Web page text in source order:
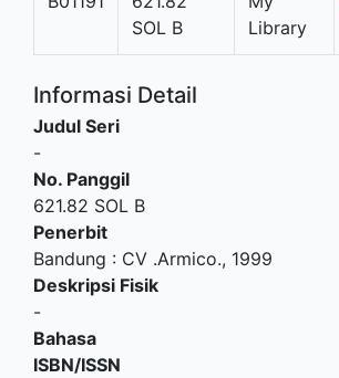
SOL B
Library
Informasi Detail
Judul Seri
-
No. Panggil
621.82 SOL B
Penerbit
Bandung : CV .Armico., 1999
Deskripsi Fisik
-
Bahasa
ISBN/ISSN